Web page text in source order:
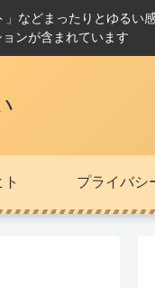
などまったりとゆるい
ンが含まれています
プライバシ